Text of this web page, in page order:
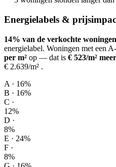
Energielabels &
14% van de verkochte woningen
energielabel. Woningen met een
per m² op — dat is € 523/m² meer
€ 2.639/m² .
A · 16%
B · 16%
C ·
12%
D ·
8%
E · 24%
F ·
8%